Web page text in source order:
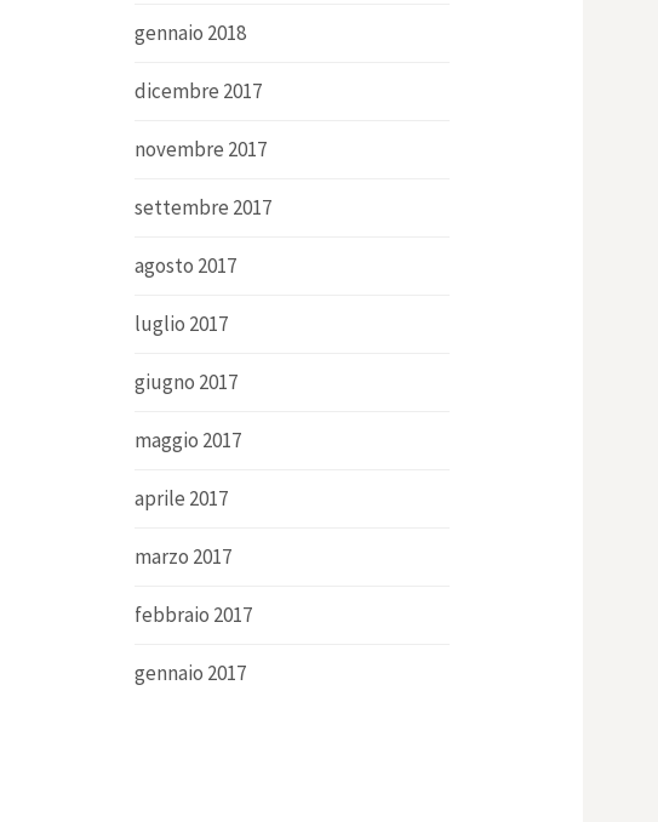
gennaio 2018
dicembre 2017
novembre 2017
settembre 2017
agosto 2017
luglio 2017
giugno 2017
maggio 2017
aprile 2017
marzo 2017
febbraio 2017
gennaio 2017